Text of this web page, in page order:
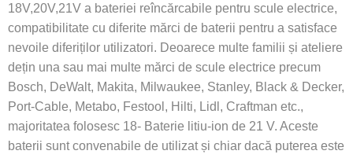
18V,20V,21V a bateriei reîncărcabile pentru scule electrice,
compatibilitate cu diferite mărci de baterii pentru a satisface
nevoile diferiților utilizatori. Deoarece multe familii și ateliere
dețin una sau mai multe mărci de scule electrice precum
Bosch, DeWalt, Makita, Milwaukee, Stanley, Black & Decker,
Port-Cable, Metabo, Festool, Hilti, Lidl, Craftman etc.,
majoritatea folosesc 18- Baterie litiu-ion de 21 V. Aceste
baterii sunt convenabile de utilizat și chiar dacă puterea este